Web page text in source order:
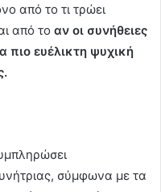
από το τι τρώει
από το αν οι συνήθειες
πιο ευέλικτη ψυχική
σύμφωνα με τα